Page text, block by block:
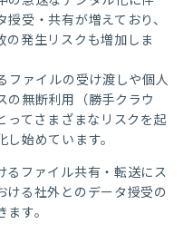
受・共有が増えており、
の発生リスクも増加しま
ファイルの受け渡しや個人
の無断利用（勝手クラウ
ってさまざまなリスクを起
始めています。
るファイル共有・転送にス
る社外とのデータ授受の
す。